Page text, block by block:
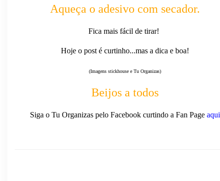
Aqueça o adesivo com secador.
Fica mais fácil de tirar!
Hoje o post é curtinho...mas a dica e boa!
(Imagens stickhouse e Tu Organizas)
Beijos a todos
Siga o Tu Organizas pelo Facebook curtindo a Fan Page aqui